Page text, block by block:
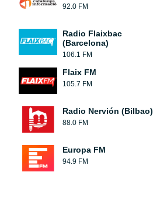
92.0 FM
Radio Flaixbac
(Barcelona)
106.1 FM
Flaix FM
105.7 FM
Radio Nervión (Bilbao)
88.0 FM
Europa FM
94.9 FM